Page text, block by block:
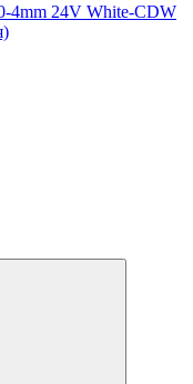
4mm 24V White-CDW